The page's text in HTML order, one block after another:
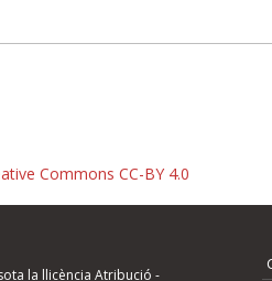
Commons CC-BY 4.0
la llicència Atribució -